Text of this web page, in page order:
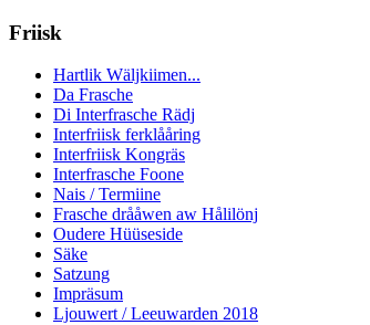
Friisk
Hartlik Wäljkiimen...
Da Frasche
Di Interfrasche Rädj
Interfriisk ferklååring
Interfriisk Kongräs
Interfrasche Foone
Nais / Termiine
Frasche drååwen aw Hålilönj
Oudere Hüüseside
Säke
Satzung
Impräsum
Ljouwert / Leeuwarden 2018